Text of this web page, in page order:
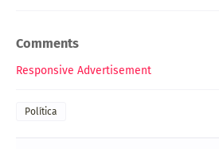
Comments
Responsive Advertisement
Política